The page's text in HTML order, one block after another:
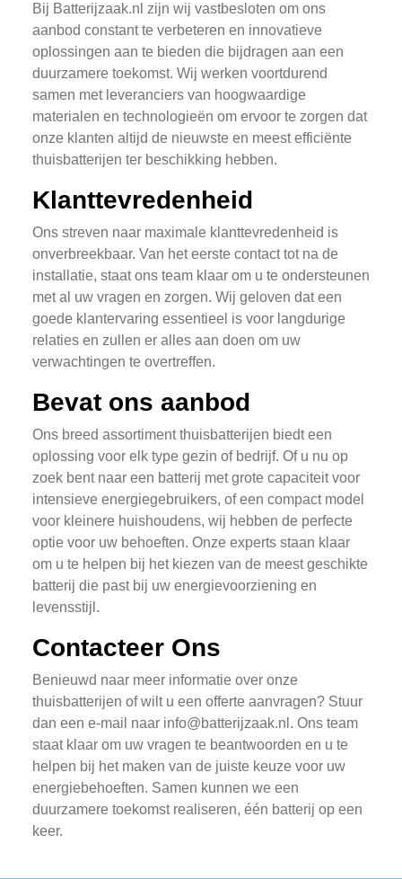
Bij Batterijzaak.nl zijn wij vastbesloten om ons
aanbod constant te verbeteren en innovatieve
oplossingen aan te bieden die bijdragen aan een
duurzamere toekomst. Wij werken voortdurend
samen met leveranciers van hoogwaardige
materialen en technologieën om ervoor te zorgen dat
onze klanten altijd de nieuwste en meest efficiënte
thuisbatterijen ter beschikking hebben.
Klanttevredenheid
Ons streven naar maximale klanttevredenheid is
onverbreekbaar. Van het eerste contact tot na de
installatie, staat ons team klaar om u te ondersteunen
met al uw vragen en zorgen. Wij geloven dat een
goede klantervaring essentieel is voor langdurige
relaties en zullen er alles aan doen om uw
verwachtingen te overtreffen.
Bevat ons aanbod
Ons breed assortiment thuisbatterijen biedt een
oplossing voor elk type gezin of bedrijf. Of u nu op
zoek bent naar een batterij met grote capaciteit voor
intensieve energiegebruikers, of een compact model
voor kleinere huishoudens, wij hebben de perfecte
optie voor uw behoeften. Onze experts staan klaar
om u te helpen bij het kiezen van de meest geschikte
batterij die past bij uw energievoorziening en
levensstijl.
Contacteer Ons
Benieuwd naar meer informatie over onze
thuisbatterijen of wilt u een offerte aanvragen? Stuur
dan een e-mail naar info@batterijzaak.nl . Ons team
staat klaar om uw vragen te beantwoorden en u te
helpen bij het maken van de juiste keuze voor uw
energiebehoeften. Samen kunnen we een
duurzamere toekomst realiseren, één batterij op een
keer.